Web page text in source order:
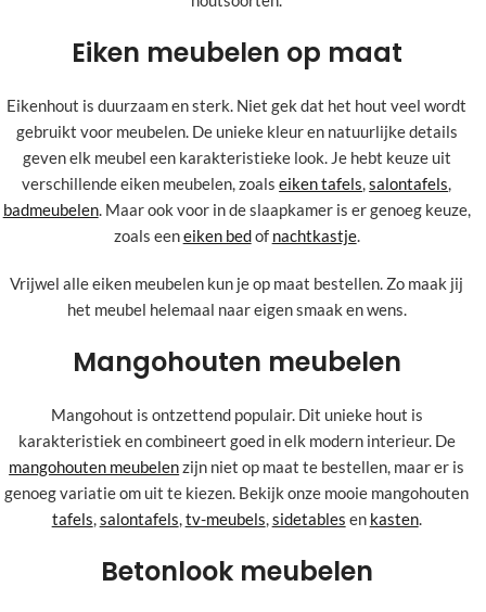
Eiken meubelen op maat
Eikenhout is duurzaam en sterk. Niet gek dat het hout veel wordt
gebruikt voor meubelen. De unieke kleur en natuurlijke details
geven elk meubel een karakteristieke look. Je hebt keuze uit
verschillende eiken meubelen, zoalseiken tafels ,salontafels
badmeubelen. Maar ook voor in de slaapkamer is er genoeg keuze,
zoals eeneiken bedof nachtkastje.
Vrijwel alle eiken meubelen kun je op maat bestellen. Zo maak jij
het meubel helemaal naar eigen smaak en wens.
Mangohouten meubelen
Mangohout is ontzettend populair. Dit unieke hout is
karakteristiek en combineert goed in elk modern interieur. De
mangohouten meubelenzijn niet op maat te bestellen, maar er is
genoeg variatie om uit te kiezen. Bekijk onze mooie mangohouten
tafels salontafels tv-meubels sidetables en kasten.
Betonlook meubelen